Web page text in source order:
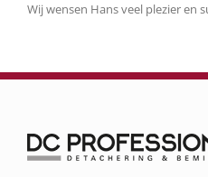
Wij wensen Hans veel plezier en